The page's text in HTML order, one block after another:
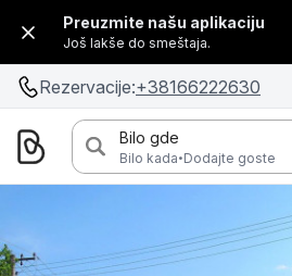
Preuzmite našu aplikaciju
Još lakše do smeštaja.
Rezervacije:+38166222630
Bilo gde
Bilo kada·Dodajte goste